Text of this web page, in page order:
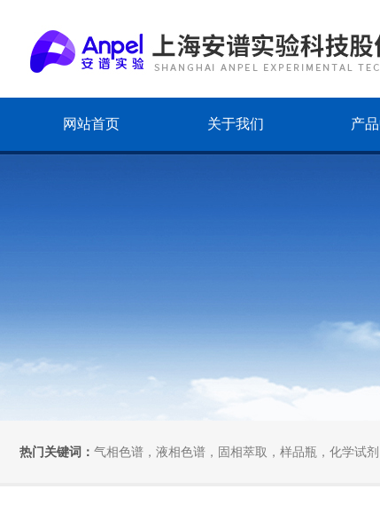
网站首页 关于我们 产
热门关键词： 气相色谱，液相色谱，固相萃取，样品瓶，化学试